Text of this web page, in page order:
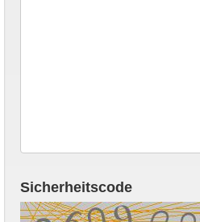
Sicherheitscode